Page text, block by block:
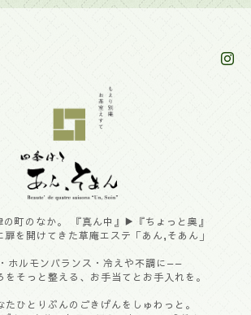
の町のなか。 『真ん中』▶︎『ちょっと奥』
を開けてきた草庵エステ「あん,そあん」
ホルモンバランス・冷えや不調に——
をそっと整える、お手当てとお手入れを。
たひとりぶんのごきげんをしゅわっと。